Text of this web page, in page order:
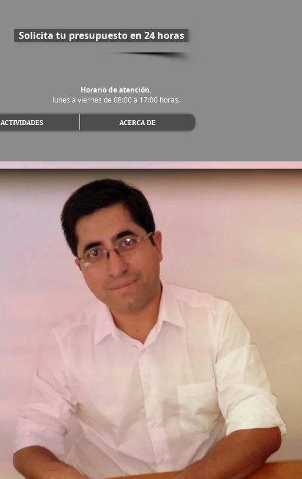
Solicita tu presupuesto en 24 horas
Horario de atención.
lunes a viernes de 08:00 a 17:00 horas.
ACTIVIDADES ACERCA DE